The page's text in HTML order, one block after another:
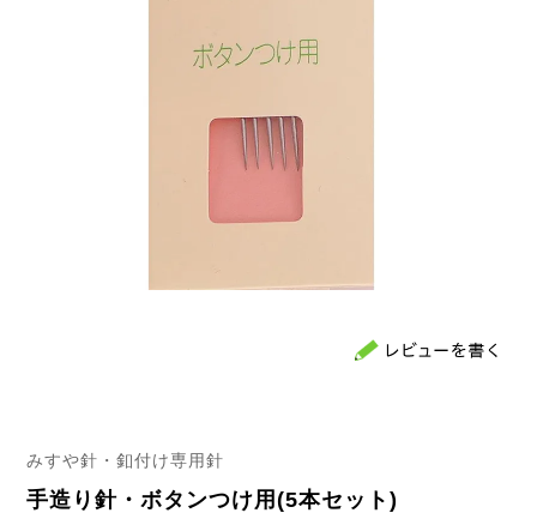
みすや針・釦付け専用針
手造り針・ボタンつけ用(5本セット)